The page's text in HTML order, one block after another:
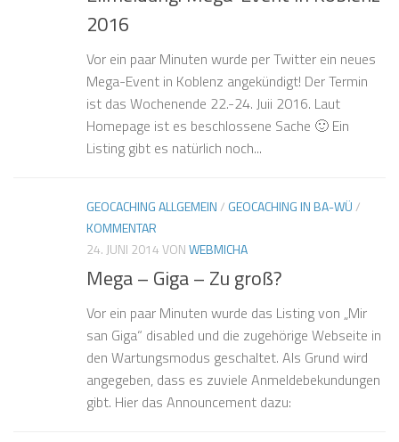
2016
Vor ein paar Minuten wurde per Twitter ein neues
Mega-Event in Koblenz angekündigt! Der Termin
ist das Wochenende 22.-24. Juii 2016. Laut
Homepage ist es beschlossene Sache 🙂 Ein
Listing gibt es natürlich noch...
GEOCACHING ALLGEMEIN/ GEOCACHING IN BA-WÜ/
KOMMENTAR
24. JUNI 2014VONWEBMICHA
Mega – Giga – Zu groß?
Vor ein paar Minuten wurde das Listing von „Mir
san Giga“ disabled und die zugehörige Webseite in
den Wartungsmodus geschaltet. Als Grund wird
angegeben, dass es zuviele Anmeldebekundungen
gibt. Hier das Announcement dazu: